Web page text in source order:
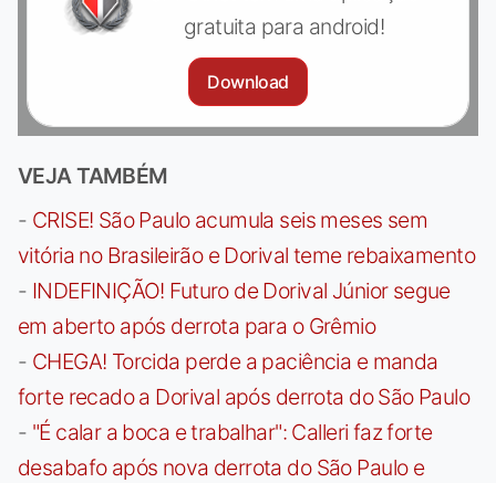
gratuita para android!
Download
VEJA TAMBÉM
- CRISE! São Paulo acumula seis meses sem
vitória no Brasileirão e Dorival teme rebaixamento
- INDEFINIÇÃO! Futuro de Dorival Júnior segue
em aberto após derrota para o Grêmio
- CHEGA! Torcida perde a paciência e manda
forte recado a Dorival após derrota do São Paulo
- "É calar a boca e trabalhar": Calleri faz forte
desabafo após nova derrota do São Paulo e